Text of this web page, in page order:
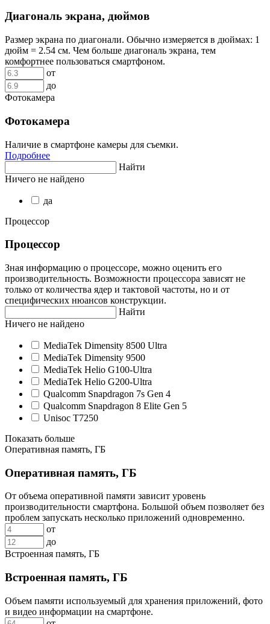
Диагональ экрана, дюймов
Размер экрана по диагонали. Обычно измеряется в дюймах: 1
дюйм = 2.54 см. Чем больше диагональ экрана, тем
комфортнее пользоваться смартфоном.
от
до
Фотокамера
Фотокамера
Наличие в смартфоне камеры для съемки.
Подробнее
Найти
Ничего не найдено
да
Процессор
Процессор
Зная информацию о процессоре, можно оценить его
производительность. Возможности процессора зависят не
только от количества ядер и тактовой частоты, но и от
специфических нюансов конструкции.
Найти
Ничего не найдено
MediaTek Dimensity 8500 Ultra
MediaTek Dimensity 9500
MediaTek Helio G100-Ultra
MediaTek Helio G200-Ultra
Qualcomm Snapdragon 7s Gen 4
Qualcomm Snapdragon 8 Elite Gen 5
Unisoc T7250
Показать больше
Оперативная память, ГБ
Оперативная память, ГБ
От объема оперативной памяти зависит уровень
производительности смартфона. Большой объем позволяет без
проблем запускать несколько приложений одновременно.
от
до
Встроенная память, ГБ
Встроенная память, ГБ
Объем памяти используемый для хранения приложений, фото
и видео информации на смартфоне.